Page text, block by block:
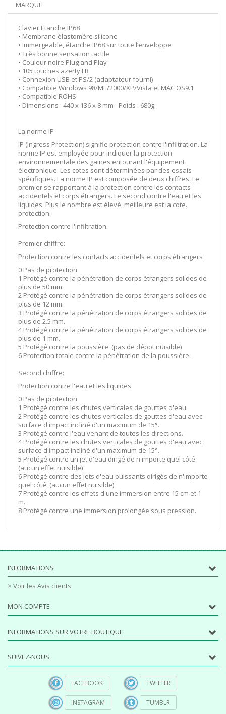
MARQUE
Clavier Etanche IP68
• Membrane élastomère silicone
• Immergeable, étanche IP68 sur toute l’enveloppe
• Très bonne sensation tactile
• Couleur noire Plug and Play
• 105 touches azerty FR
• Connexion USB et PS/2 (adaptateur fourni)
• Compatible Windows 98/ME/2000/XP/Vista et MAC OS9.1
• Compatible ROHS
• Dimensions : 440 x 136 x 8 mm - Poids : 680g
La norme IP
IP (Ingress Protection) signifie protection contre l'infiltration. La
norme IP est employée pour indiquer la protection
environnementale des gaines entourant l'équipement
électronique. Les cotes sont déterminées par des essais
spécifiques. La norme IP est composée de deux chiffres. Le
premier se rapportant à la protection contre les contacts
accidentels et corps étrangers. Le second contre l'eau et les
liquides. Plus le nombre est élevé, meilleure est la cote.
protection.
Protection contre l'infiltration.
Premier chiffre:
Protection contre les contacts accidentels et corps étrangers
0 Pas de protection
1 Protégé contre la pénétration de corps étrangers solides de
plus de 50 mm.
2 Protégé contre la pénétration de corps étrangers solides de
plus de 12 mm.
3 Protégé contre la pénétration de corps étrangers solides de
plus de 2.5 mm.
4 Protégé contre la pénétration de corps étrangers solides de
plus de 1 mm.
5 Protégé contre la poussière. (pas de dépot nuisible)
6 Protection totale contre la pénétration de la poussière.
Second chiffre:
Protection contre l'eau et les liquides
0 Pas de protection
1 Protégé contre les chutes verticales de gouttes d'eau.
2 Protégé contre les chutes verticales de gouttes d'eau avec
surface d'impact incliné d'un maximum de 15°.
3 Protégé contre l'eau venant de toutes les directions.
4 Protégé contre les chutes verticales de gouttes d'eau avec
surface d'impact incliné d'un maximum de 15°.
5 Protégé contre un jet d'eau dirigé de n'importe quel côté.
(aucun effet nuisible)
6 Protégé contre des jets d'eau puissants dirigés de n'importe
quel côté. (aucun effet nuisible)
7 Protégé contre les effets d'une immersion entre 15 cm et 1
m.
8 Protégé contre une immersion prolongée sous pression.
INFORMATIONS
> Voir les Avis clients
MON COMPTE
INFORMATIONS SUR VOTRE BOUTIQUE
SUIVEZ-NOUS
FACEBOOK
INSTAGRAM
TWITTER
TUMBLR